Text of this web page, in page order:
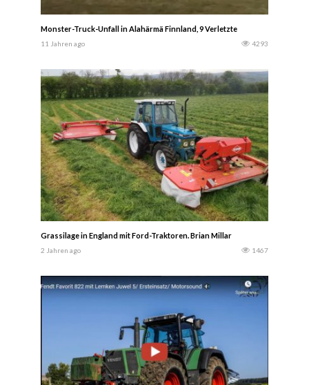
Monster-Truck-Unfall in Alahärmä Finnland, 9 Verletzte
11 Jahren ago 4293
Grassilage in England mit Ford-Traktoren. Brian Millar
2 Jahren ago 1467